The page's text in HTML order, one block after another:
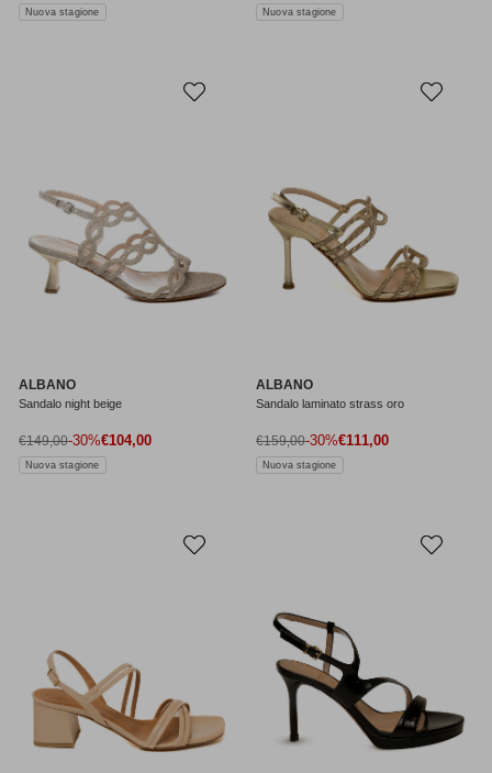
Nuova stagione Nuova stagione
ALBANO
Sandalo night beige
Prezzo di vendita
€104,00
Prezzo normale
€149,00-30%
Nuova stagione
ALBANO
Sandalo laminato strass oro
Prezzo di vendita
€111,00
Prezzo normale
€159,00-30%
Nuova stagione